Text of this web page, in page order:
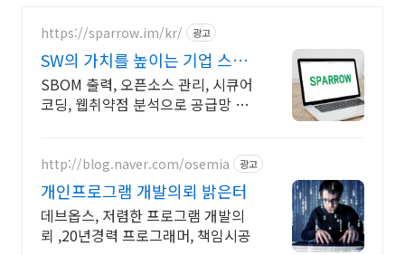
https://sparrow.im/kr/ 광고
SW의 가치를 높이는 기업 스패
로우가 함께 합니다
SBOM 출력, 오픈소스 관리, 시큐어
코딩, 웹취약점 분석으로 공급망 보
http://blog.naver.com/osemia 광고
개인프로그램 개발의뢰 밝은터
데브옵스, 저렴한 프로그램 개발의
뢰 ,20년경력 프로그래머, 책임시공